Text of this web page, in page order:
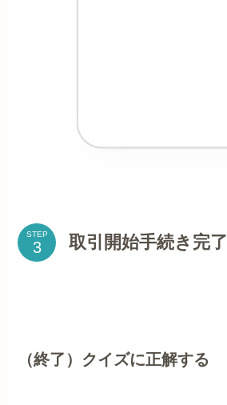
STEP 取引開始手続き完了
（終了）クイズに正解する